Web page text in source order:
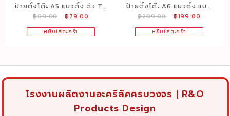
ป้ายตั้งโต๊ะ A5 แนวตั้ง ตัว T-
Shape ขนาด 15×5.5×21.5
cm.
฿89.00
Original
price
was:
฿79.00
price
is:
หยิบใส่ตะกร้า
ป้ายตั้งโต๊ะ A6 แนวตั้ง แบบ
ใส่ห่วงเหล็ก สีใสฐานไม้
ขนาด 13x6x21.5 cm.
฿299.00
Original
price
was:
฿199.00
price
is:
หยิบใส่ตะกร้า
โรงงานผลิตงานอะคริลิคครบวงจร | R&O
Products Design